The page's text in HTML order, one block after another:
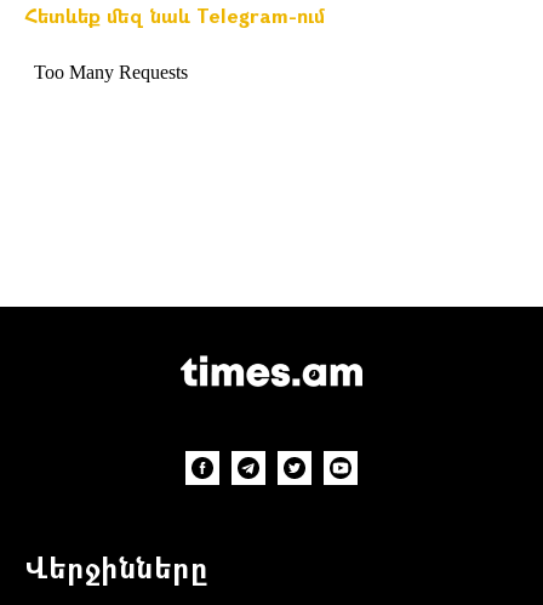
Հետևեք մեզ նաև Telegram-ում
Վերջինները